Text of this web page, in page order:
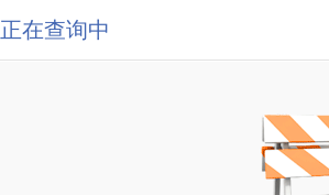
正在查询中